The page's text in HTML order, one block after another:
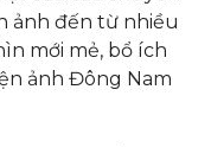
ảnh đến từ nhiều
mới mẻ, bổ ích
ảnh Đông Nam